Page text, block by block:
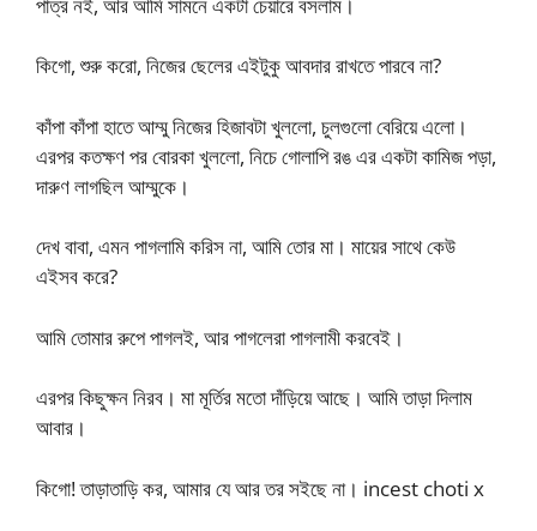
কিগো, শুরু করো, নিজের ছেলের এইটুকু আবদার রাখতে পারবে না?
কাঁপা কাঁপা হাতে আম্মু নিজের হিজাবটা খুললো, চুলগুলো বেরিয়ে এলো।
এরপর কতক্ষণ পর বোরকা খুললো, নিচে গোলাপি রঙ এর একটা কামিজ পড়া,
দারুণ লাগছিল আম্মুকে।
দেখ বাবা, এমন পাগলামি করিস না, আমি তোর মা। মায়ের সাথে কেউ
এইসব করে?
আমি তোমার রুপে পাগলই, আর পাগলেরা পাগলামী করবেই।
এরপর কিছুক্ষন নিরব। মা মূর্তির মতো দাঁড়িয়ে আছে। আমি তাড়া দিলাম
আবার।
কিগো! তাড়াতাড়ি কর, আমার যে আর তর সইছে না। incest choti x